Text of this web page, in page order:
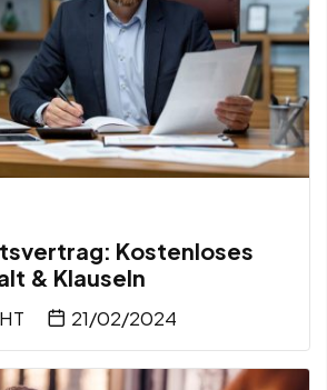
Kostenloses
& Klauseln
21/02/2024